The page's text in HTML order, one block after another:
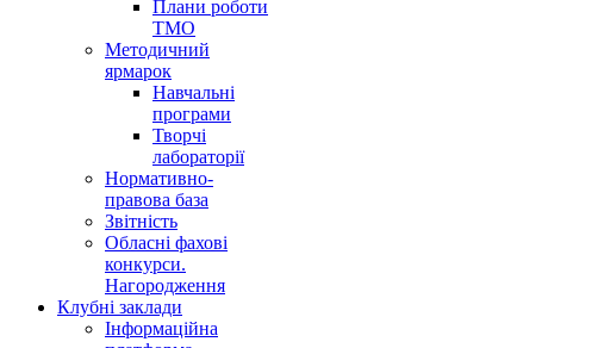
Плани роботи
ТМО
Методичний
ярмарок
Навчальні
програми
Творчі
лабораторії
Нормативно-
правова база
Звітність
Обласні фахові
конкурси.
Нагородження
Клубні заклади
Інформаційна